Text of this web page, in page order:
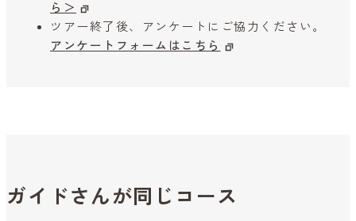
ら＞
ツアー終了後、アンケートにご協力ください。
アンケートフォームはこちら
ガイドさんが同じコース